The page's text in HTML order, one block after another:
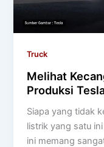
Truck
Melihat
Produksi
Siapa yang tidak
listrik yang satu
ini memang